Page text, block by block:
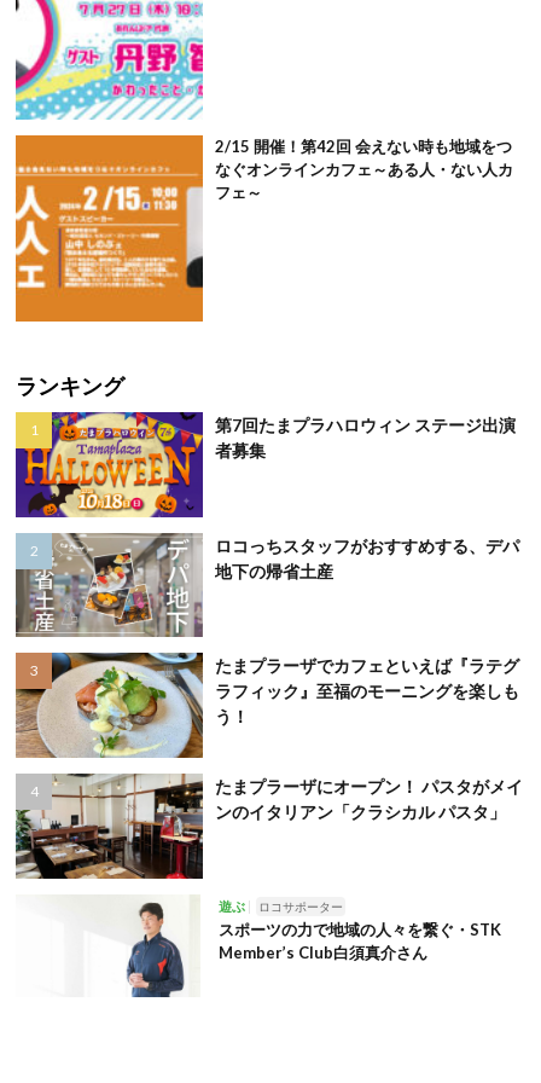
2/15 開催！第42回 会えない時も地域をつ
なぐオンラインカフェ～ある人・ない人カ
フェ～
ランキング
第7回たまプラハロウィン ステージ出演
者募集
ロコっちスタッフがおすすめする、デパ
地下の帰省土産
たまプラーザでカフェといえば『ラテグ
ラフィック』至福のモーニングを楽しも
う！
たまプラーザにオープン！ パスタがメイ
ンのイタリアン「クラシカル パスタ」
遊ぶ ロコサポーター
スポーツの力で地域の人々を繋ぐ・STK
Member’s Club白須真介さん